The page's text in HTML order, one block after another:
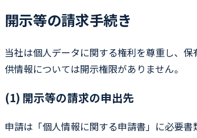
開示等の請求手続き
当社は個人データに関する権利を尊重し、
供情報については開示権限がありません。
(1) 開示等の請求の申出先
申請は「個人情報に関する申請書」に必要